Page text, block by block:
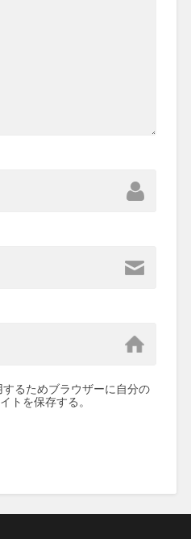
るためブラウザーに自分の
トを保存する。